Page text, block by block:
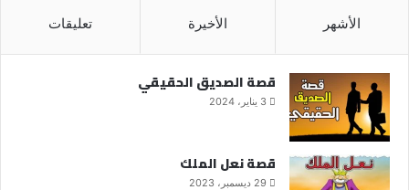
الأشهر الأخيرة تعليقات
قصة الصديق الحقيقي
3 يناير، 2024
قصة نعل الملك
29 ديسمبر، 2023